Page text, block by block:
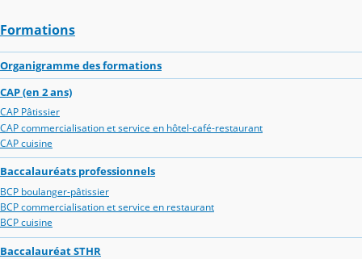
Formations
Organigramme des formations
CAP (en 2 ans)
CAP Pâtissier
CAP commercialisation et service en hôtel-café-restaurant
CAP cuisine
Baccalauréats professionnels
BCP boulanger-pâtissier
BCP commercialisation et service en restaurant
BCP cuisine
Baccalauréat STHR